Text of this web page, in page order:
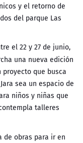
y el retorno de
del parque Las
el 22 y 27 de junio,
una nueva edición
proyecto que busca
sea un espacio de
niños y niñas que
talleres
obras para ir en